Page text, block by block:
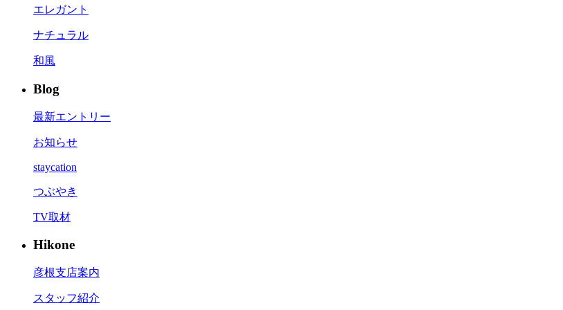
エレガント
ナチュラル
和風
Blog
最新エントリー
お知らせ
staycation
つぶやき
TV取材
Hikone
彦根支店案内
スタッフ紹介